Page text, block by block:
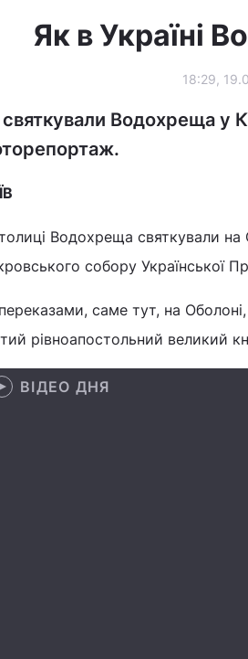
Як в Україні
18:29,
Водохреща у
Водохреща святкували на
собору Української
саме тут, на
рівноапостольний великий
ВІДЕО ДНЯ